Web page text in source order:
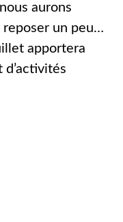
aurons
un peu…
apportera
d’activités